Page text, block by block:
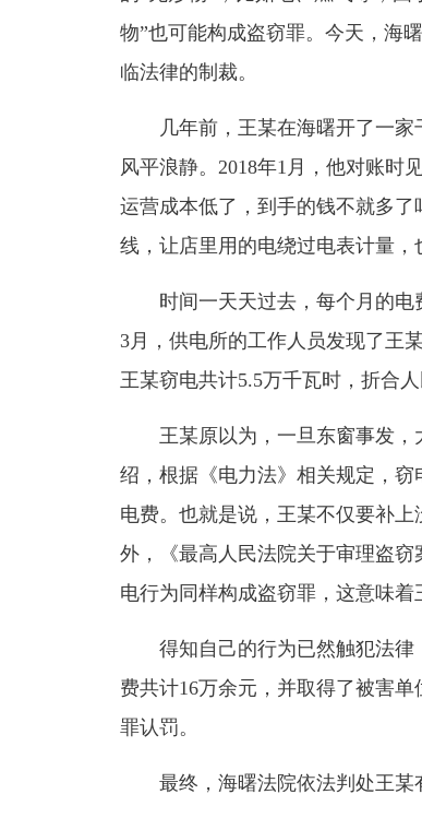
物”也可能构成盗窃罪。今天，海
临法律的制裁。
几年前，王某在海曙开了一家
风平浪静。2018年1月，他对账时
运营成本低了，到手的钱不就多了
线，让店里用的电绕过电表计量，
时间一天天过去，每个月的电
3月，供电所的工作人员发现了王
王某窃电共计5.5万千瓦时，折合人
王某原以为，一旦东窗事发，
绍，根据《电力法》相关规定，
电费。也就是说， 王某不仅要补上
外，《最高人民法院关于审理盗
电行为同样构成盗窃罪，这意味着
得知自己的行为已然触犯法律
费共计16万余元，并取得了被害
罪认罚。
最终， 海曙法院依法判处王某